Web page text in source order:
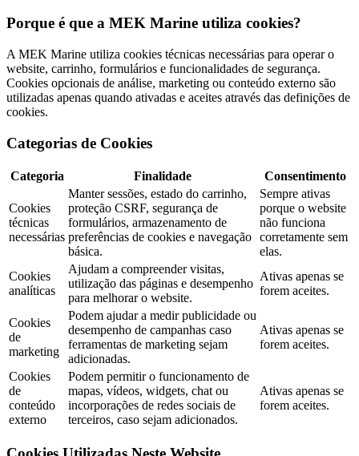
Porque é que a MEK Marine utiliza cookies?
A MEK Marine utiliza cookies técnicas necessárias para operar o
website, carrinho, formulários e funcionalidades de segurança.
Cookies opcionais de análise, marketing ou conteúdo externo são
utilizadas apenas quando ativadas e aceites através das definições de
cookies.
Categorias de Cookies
Categoria Finalidade Consentimento
Cookies
técnicas
necessárias
Manter sessões, estado do carrinho,
proteção CSRF, segurança de
formulários, armazenamento de
preferências de cookies e navegação
básica.
Sempre ativas
porque o website
não funciona
corretamente sem
elas.
Cookies
analíticas
Ajudam a compreender visitas,
utilização das páginas e desempenho
para melhorar o website.
Ativas apenas se
forem aceites.
Cookies
de
marketing
Podem ajudar a medir publicidade ou
desempenho de campanhas caso
ferramentas de marketing sejam
adicionadas.
Ativas apenas se
forem aceites.
Cookies
de
conteúdo
externo
Podem permitir o funcionamento de
mapas, vídeos, widgets, chat ou
incorporações de redes sociais de
terceiros, caso sejam adicionados.
Ativas apenas se
forem aceites.